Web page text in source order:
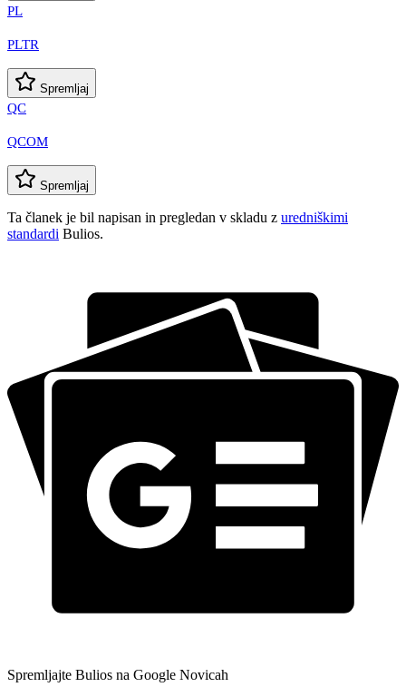
PL
PLTR
Spremljaj
QC
QCOM
Spremljaj
Ta članek je bil napisan in pregledan v skladu z uredniškimi
standardi Bulios.
Spremljajte Bulios na Google Novicah